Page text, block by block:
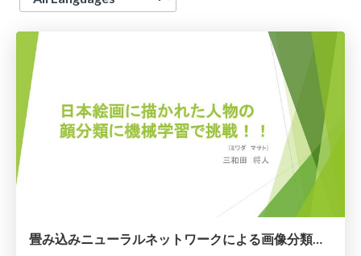
畳み込みニューラルネットワークによる画像分類について